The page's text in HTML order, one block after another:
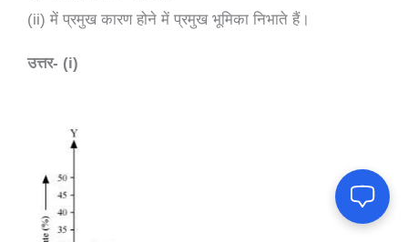
(ii) में प्रमुख कारण होने में प्रमुख भूमिका निभाते हैं।
उत्तर- (i)